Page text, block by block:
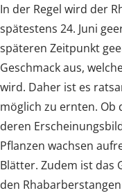
In der Regel wird der
spätestens 24. Juni
späteren Zeitpunkt
Geschmack aus,
wird. Daher ist es
möglich zu ernten. Ob
deren
Pflanzen wachsen
Blätter. Zudem ist das
den